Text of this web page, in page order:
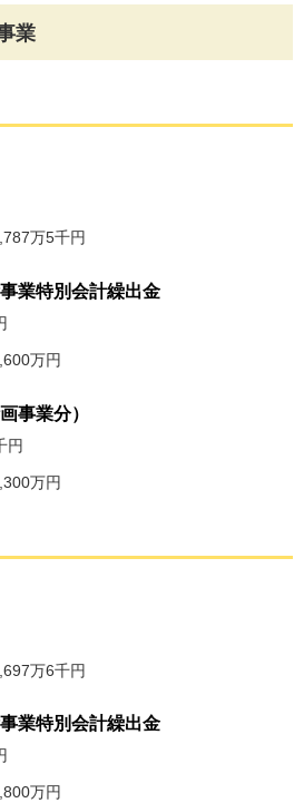
業
万5千円
業特別会計繰出金
万円
事業分）
円
万円
万6千円
業特別会計繰出金
万円